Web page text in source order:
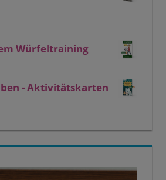
Würfeltraining
- Aktivitätskarten